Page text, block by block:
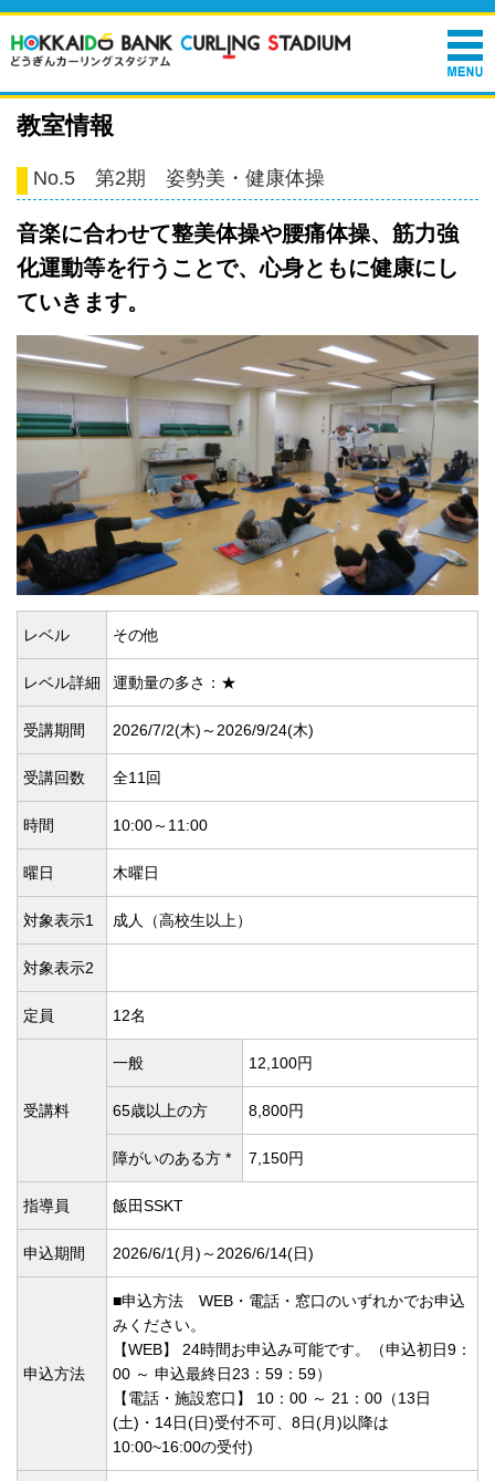
教室情報
No.5 第2期 姿勢美・健康体操
音楽に合わせて整美体操や腰痛体操、筋力強
化運動等を行うことで、心身ともに健康にし
ていきます。
レベル その他
レベル詳細 運動量の多さ：★
受講期間 2026/7/2(木)～2026/9/24(木)
受講回数 全11回
時間 10:00～11:00
曜日 木曜日
対象表示1 成人（高校生以上）
対象表示2
定員 12名
受講料
一般 12,100円
65歳以上の方 8,800円
障がいのある方 * 7,150円
指導員 飯田SSKT
申込期間 2026/6/1(月)～2026/6/14(日)
申込方法
■申込方法 WEB・電話・窓口のいずれかでお申込
みください。
【WEB】 24時間お申込み可能です。（申込初日9：
00 ～ 申込最終日23：59：59）
【電話・施設窓口】 10：00 ～ 21：00（13日
(土)・14日(日)受付不可、8日(月)以降は
10:00~16:00の受付)